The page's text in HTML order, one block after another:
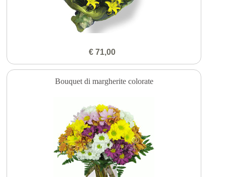
€ 71,00
Bouquet di margherite colorate